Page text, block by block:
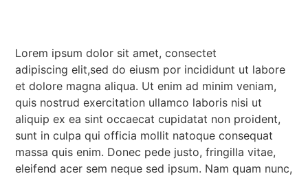
Lorem ipsum dolor sit amet, consectet
adipiscing elit,sed do eiusm por incididunt ut labore
et dolore magna aliqua. Ut enim ad minim veniam,
quis nostrud exercitation ullamco laboris nisi ut
aliquip ex ea sint occaecat cupidatat non proident,
sunt in culpa qui officia mollit natoque consequat
massa quis enim. Donec pede justo, fringilla vitae,
eleifend acer sem neque sed ipsum. Nam quam nunc,